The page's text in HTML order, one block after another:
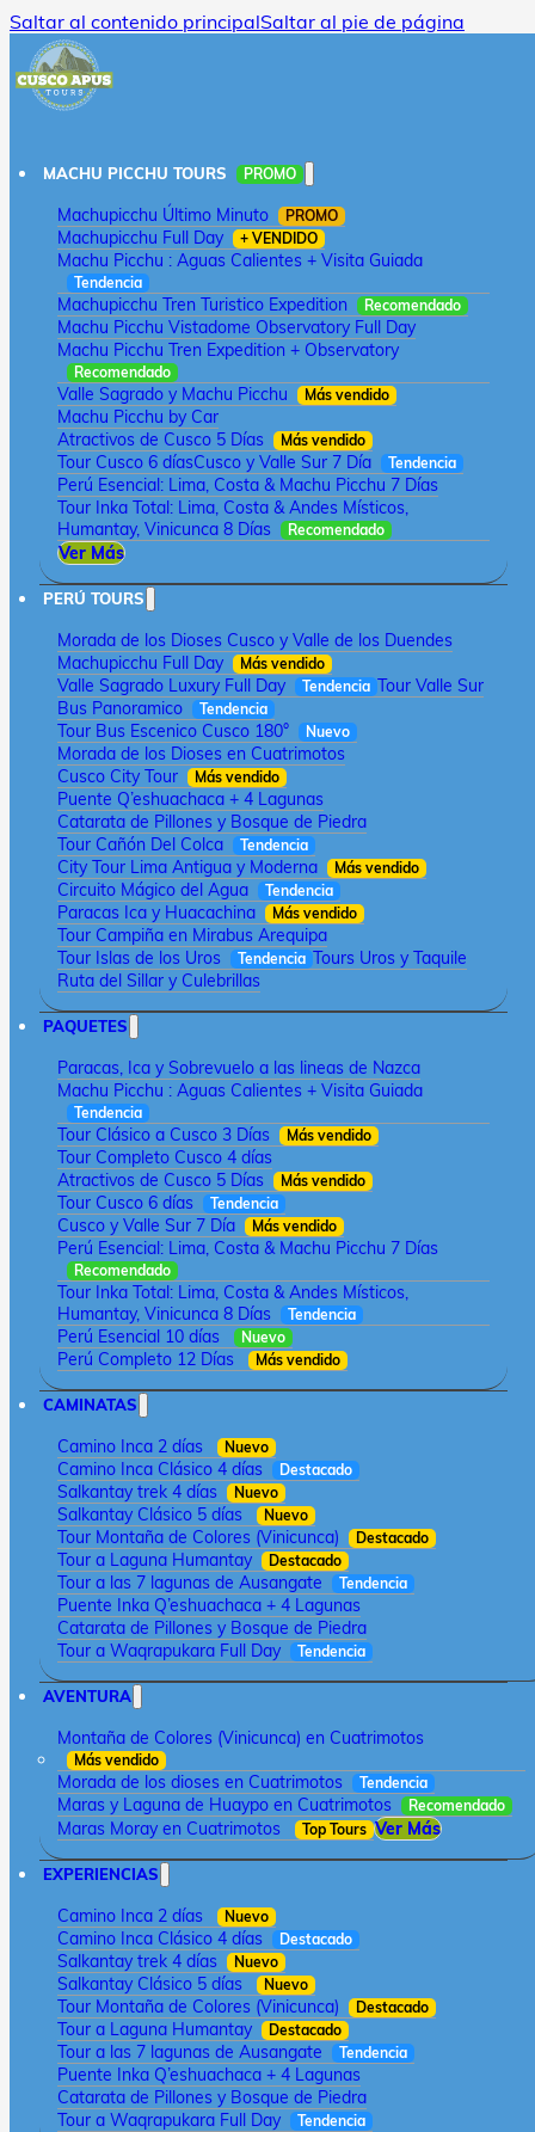
Saltar al contenido principalSaltar al pie de página
MACHU PICCHU TOURS PROMO
Machupicchu Último Minuto PROMO
Machupicchu Full Day + VENDIDO
Machu Picchu : Aguas Calientes + Visita Guiada
Tendencia
Machupicchu Tren Turistico Expedition Recomendado
Machu Picchu Vistadome Observatory Full Day
Machu Picchu Tren Expedition + Observatory
Recomendado
Valle Sagrado y Machu Picchu Más vendido
Machu Picchu by Car
Atractivos de Cusco 5 Días
Más vendido
Tour Cusco 6 díasCusco y Valle Sur 7 Día Tendencia
Perú Esencial: Lima, Costa & Machu Picchu 7 Días
Tour Inka Total: Lima, Costa & Andes Místicos,
Humantay, Vinicunca 8 Días
Recomendado
Ver Más
PERÚ TOURS
Morada de los Dioses Cusco y Valle de los Duendes
Machupicchu Full Day
Más vendido
Valle Sagrado Luxury Full Day Tendencia Tour Valle Sur
Bus Panoramico
Tendencia
Tour Bus Escenico Cusco 180° Nuevo
Morada de los Dioses en Cuatrimotos
Cusco City Tour
Más vendido
Puente Q’eshuachaca + 4 Lagunas
Catarata de Pillones y Bosque de Piedra
Tour Cañón Del Colca
Tendencia
City Tour Lima Antigua y Moderna Más vendido
Circuito Mágico del Agua Tendencia
Paracas Ica y Huacachina Más vendido
Tour Campiña en Mirabus Arequipa
Tour Islas de los Uros
Tendencia Tours Uros y Taquile
Ruta del Sillar y Culebrillas
PAQUETES
Paracas, Ica y Sobrevuelo a las lineas de Nazca
Machu Picchu : Aguas Calientes + Visita Guiada
Tendencia
Tour Clásico a Cusco 3 Días Más vendido
Tour Completo Cusco 4 días
Atractivos de Cusco 5 Días
Más vendido
Tour Cusco 6 días Tendencia
Cusco y Valle Sur 7 Día Más vendido
Perú Esencial: Lima, Costa & Machu Picchu 7 Días
Recomendado
Tour Inka Total: Lima, Costa & Andes Místicos,
Humantay, Vinicunca 8 Días
Tendencia
Perú Esencial 10 días Nuevo
Perú Completo 12 Días Más vendido
CAMINATAS
Camino Inca 2 días Nuevo
Camino Inca Clásico 4 días Destacado
Salkantay trek 4 días Nuevo
Salkantay Clásico 5 días Nuevo
Tour Montaña de Colores (Vinicunca) Destacado
Tour a Laguna Humantay Destacado
Tour a las 7 lagunas de Ausangate Tendencia
Puente Inka Q’eshuachaca + 4 Lagunas
Catarata de Pillones y Bosque de Piedra
Tour a Waqrapukara Full Day
Tendencia
AVENTURA
Montaña de Colores (Vinicunca) en Cuatrimotos
Más vendido
Morada de los dioses en Cuatrimotos Tendencia
Maras y Laguna de Huaypo en Cuatrimotos Recomendado
Maras Moray en Cuatrimotos Top Tours Ver Más
EXPERIENCIAS
Camino Inca 2 días Nuevo
Camino Inca Clásico 4 días Destacado
Salkantay trek 4 días Nuevo
Salkantay Clásico 5 días Nuevo
Tour Montaña de Colores (Vinicunca) Destacado
Tour a Laguna Humantay Destacado
Tour a las 7 lagunas de Ausangate Tendencia
Puente Inka Q’eshuachaca + 4 Lagunas
Catarata de Pillones y Bosque de Piedra
Tour a Waqrapukara Full Day
Tendencia